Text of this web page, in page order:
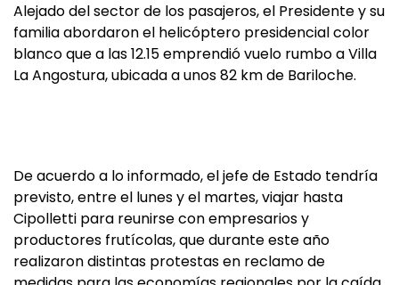
Alejado del sector de los pasajeros, el Presidente y su
familia abordaron el helicóptero presidencial color
blanco que a las 12.15 emprendió vuelo rumbo a Villa
La Angostura, ubicada a unos 82 km de Bariloche.
De acuerdo a lo informado, el jefe de Estado tendría
previsto, entre el lunes y el martes, viajar hasta
Cipolletti para reunirse con empresarios y
productores frutícolas, que durante este año
realizaron distintas protestas en reclamo de